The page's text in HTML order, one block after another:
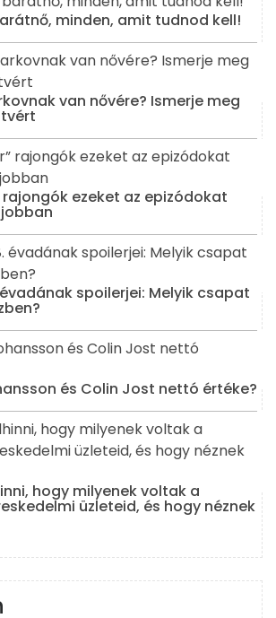
minden, amit tudnod kell!
van nővére? Ismerje meg
rajongók ezeket az epizódokat
évadának spoilerjei: Melyik csapat
és Colin Jost nettó értéke?
hogy milyenek voltak a
üzleteid, és hogy néznek